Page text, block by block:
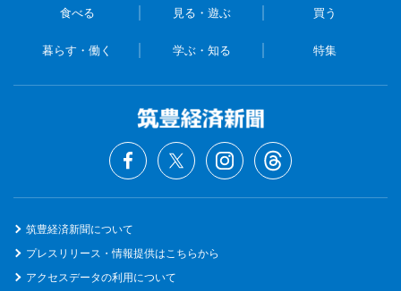
食べる 見る・遊ぶ 買う
暮らす・働く 学ぶ・知る 特集
筑豊経済新聞について
プレスリリース・情報提供はこちらから
アクセスデータの利用について